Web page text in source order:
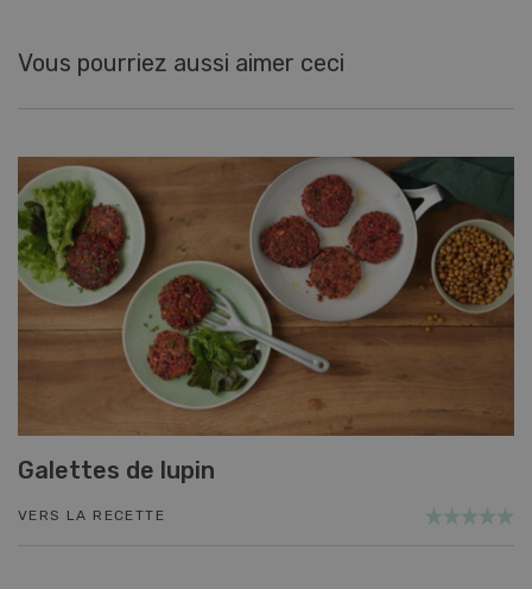
Vous pourriez aussi aimer ceci
Galettes de lupin
VERS LA RECETTE